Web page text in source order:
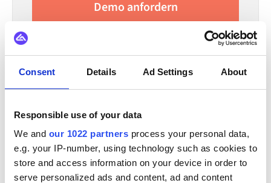
Consent Details Ad Settings About
Responsible use of your data
We and our 1022 partners process your personal data,
e.g. your IP-number, using technology such as cookies to
store and access information on your device in order to
serve personalized ads and content, ad and content
Demo anfordern
Virto Commerce Zoey
WooCommerce
Selldone
SAP
Alle Amazon Shipping Integrationen ansehen